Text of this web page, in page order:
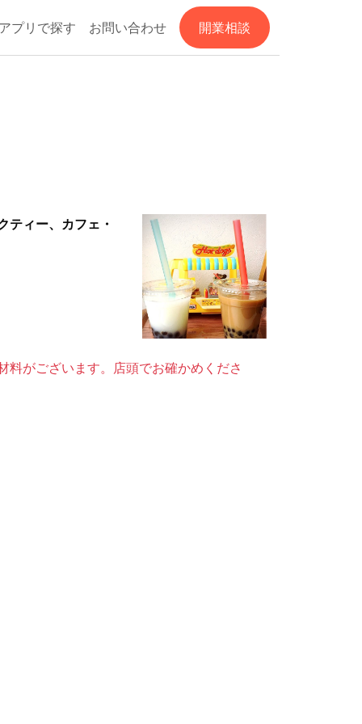
プリで探す お問い合わせ 開業相談
ティー、カフェ・
料がございます。店頭でお確かめくださ